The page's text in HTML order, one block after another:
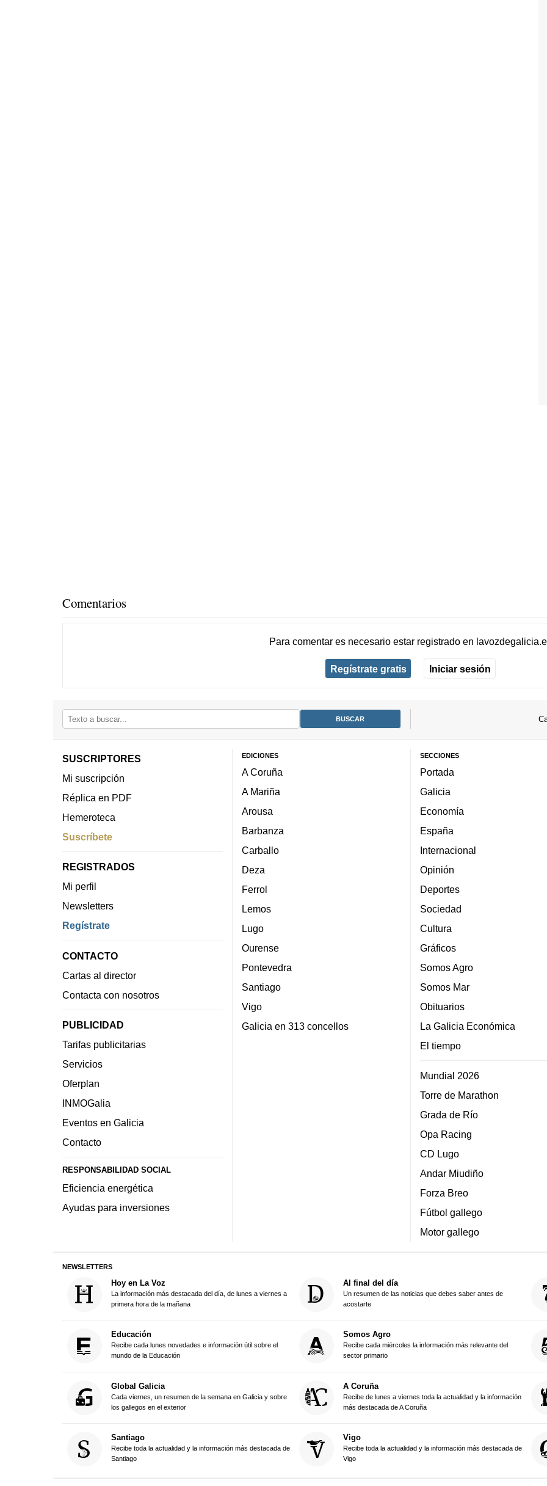
Comentarios
Para comentar es necesario estar registradoen
Regístrate gratis Iniciar sesión
SUSCRIPTORES
Mi suscripción
Réplica en PDF
Hemeroteca
Suscríbete
REGISTRADOS
Mi perfil
Newsletters
Regístrate
CONTACTO
Cartas al director
Contacta con nosotros
PUBLICIDAD
Tarifas publicitarias
Servicios
Oferplan
INMOGalia
Eventos en Galicia
Contacto
RESPONSABILIDAD SOCIAL
Eficiencia energética
Ayudas para inversiones
EDICIONES
A Coruña
A Mariña
Arousa
Barbanza
Carballo
Deza
Ferrol
Lemos
Lugo
Ourense
Pontevedra
Santiago
Vigo
Galicia en 313 concellos
SECCIONES
Portada
Galicia
Economía
España
Internacional
Opinión
Deportes
Sociedad
Cultura
Gráficos
Somos Agro
Somos Mar
Obituarios
La Galicia Económica
El tiempo
Mundial 2026
Torre de Marathon
Grada de Río
Opa Racing
CD Lugo
Andar Miudiño
Forza Breo
Fútbol gallego
Motor gallego
NEWSLETTERS
Hoy en La Voz
La información más destacada del día, de lunes a viernes a
primera hora de la mañana
Al final del día
Un resumen de las noticias que debes saber antes de
acostarte
Educación
Recibe cada lunes novedades e información útil sobre el
mundo de la Educación
Somos Agro
Recibe cada miércoles la información más relevante del
sector primario
Global Galicia
Cada viernes, un resumen de la semana en Galicia y sobre
los gallegos en el exterior
A Coruña
Recibe de lunes a viernes toda la actualidad y la información
más destacada de A Coruña
Santiago
Recibe toda la actualidad y la información más destacada de
Santiago
Vigo
Recibe toda la actualidad y la información más destacada de
Vigo